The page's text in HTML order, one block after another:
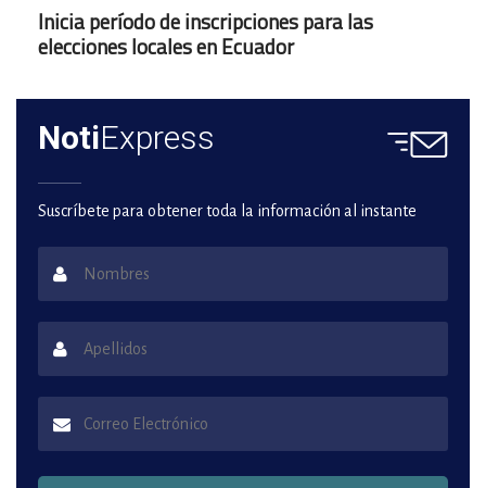
Inicia período de inscripciones para las
elecciones locales en Ecuador
NotiExpress
Suscríbete para obtener toda la información al instante